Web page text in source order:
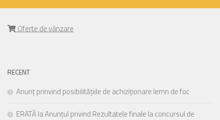
Oferte de vânzare
RECENT
Anunț prinvind posibilitățiile de achiziționare lemn de foc
ERATĂ la Anunțul privind Rezultatele finale la concursul de